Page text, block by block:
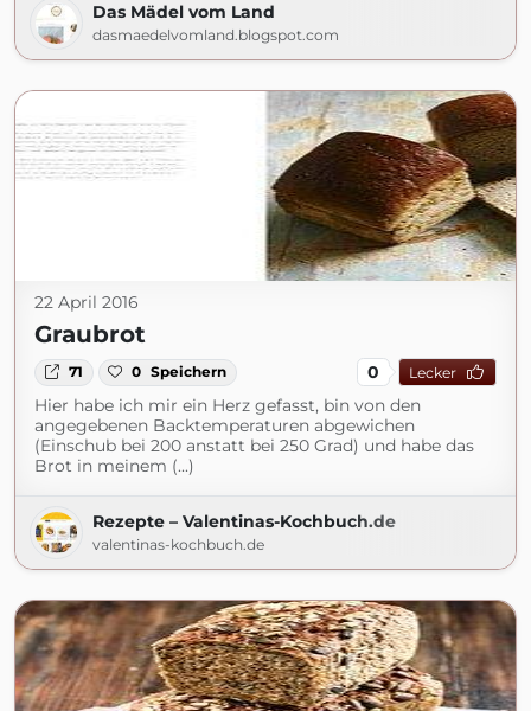
Das Mädel vom Land
dasmaedelvomland.blogspot.com
22 April 2016
Graubrot
71 0 Speichern 0 Lecker
Hier habe ich mir ein Herz gefasst, bin von den
angegebenen Backtemperaturen abgewichen
(Einschub bei 200 anstatt bei 250 Grad) und habe das
Brot in meinem (...)
Rezepte – Valentinas-Kochbuch.de
valentinas-kochbuch.de